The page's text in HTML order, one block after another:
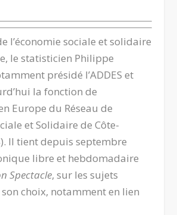
l’économie sociale et solidaire
le statisticien Philippe
présidé l’ADDES et
la fonction de
Europe du Réseau de
et Solidaire de Côte-
Il tient depuis septembre
libre et hebdomadaire
Spectacle, sur les sujets
choix, notamment en lien